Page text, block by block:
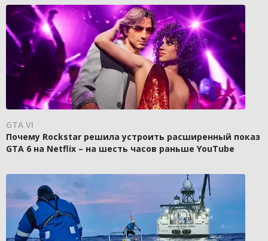
GTA VI
Почему Rockstar решила устроить расширенный показ
GTA 6 на Netflix – на шесть часов раньше YouTube